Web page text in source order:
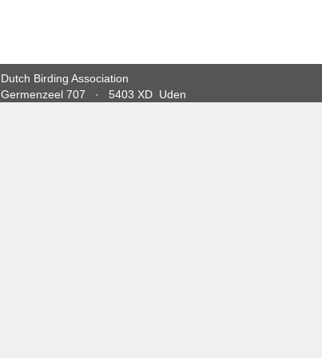
Dutch Birding Association
Germenzeel 707 · 5403 XD Uden